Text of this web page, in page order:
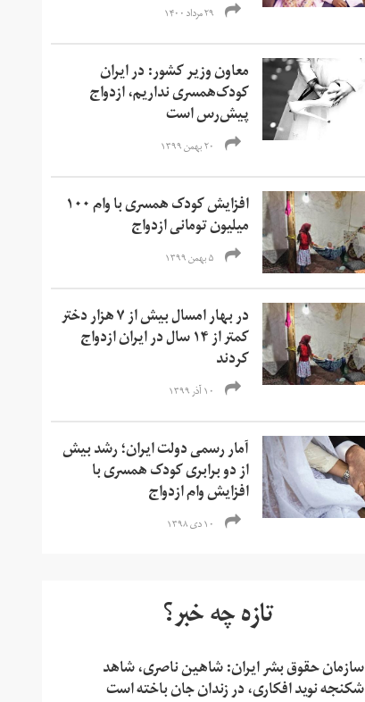
۲۹ مرداد ۱۴۰۰
معاون وزیر کشور: در ایران
کودک‌همسری نداریم، ازدواج
پیش‌رس است
۲۰ بهمن ۱۳۹۹
افزایش کودک همسری با وام ۱۰۰
میلیون تومانی ازدواج
۵ بهمن ۱۳۹۹
در بهار امسال بیش از ۷ هزار دختر
کمتر از ۱۴ سال در ایران ازدواج
کردند
۱۰ آذر ۱۳۹۹
آمار رسمی دولت ایران؛ رشد بیش
از دو برابری کودک همسری با
افزایش وام ازدواج
۱۰ دی ۱۳۹۸
تازه چه خبر؟
سازمان حقوق بشر ایران: شاهین ناصری، شاهد
شکنجه نوید افکاری، در زندان جان باخته است